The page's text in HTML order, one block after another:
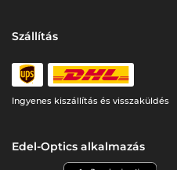
Szállítás
Ingyenes kiszállítás és visszaküldés
Edel-Optics alkalmazás